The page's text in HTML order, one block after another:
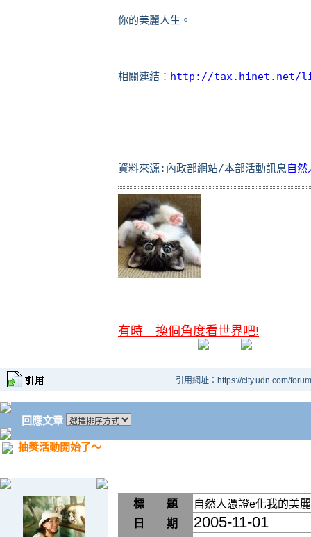
你的美麗人生。
相關連結： http://tax.hinet.net/
資料來源:內政部網站/本部活動訊息自
有時 換個角度看世界吧!
引用網址：https://city.udn.com/
回應文章
抽獎活動開始了～
標 題
自然人憑證e化我的美
日 期
2005-11-01